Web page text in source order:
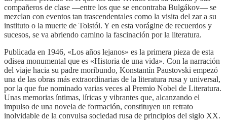
compañeros de clase —entre los que se encontraba Bulgákov— se
mezclan con eventos tan trascendentales como la visita del zar a su
instituto o la muerte de Tolstói. Y en esta vorágine de recuerdos y
sucesos, se va abriendo camino la fascinación por la literatura.
Publicada en 1946, «Los años lejanos» es la primera pieza de esta
odisea monumental que es «Historia de una vida». Con la narración
del viaje hacia su padre moribundo, Konstantín Paustovski empezó
una de las obras más extraordinarias de la literatura rusa y universal,
por la que fue nominado varias veces al Premio Nobel de Literatura.
Unas memorias íntimas, líricas y vibrantes que, alcanzando el
impulso de una novela de formación, constituyen un retrato
inolvidable de la convulsa sociedad rusa de principios del siglo XX.